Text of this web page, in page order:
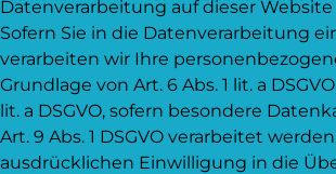
Datenverarbeitung auf dieser Website
Sofern Sie in die Datenverarbeitung
verarbeiten wir Ihre
Grundlage von Art. 6 Abs. 1 lit. a
lit. a DSGVO, sofern besondere
Art. 9 Abs. 1 DSGVO verarbeitet
ausdrücklichen Einwilligung in die